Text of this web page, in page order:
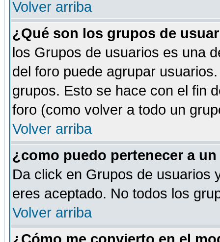
Volver arriba
¿Qué son los grupos de
los Grupos de usuarios es una
del foro puede agrupar
grupos. Esto se hace con el fin
foro (como volver a todo un
Volver arriba
¿como puedo pertenecer a
Da click en Grupos de usuarios
eres aceptado. No todos los
Volver arriba